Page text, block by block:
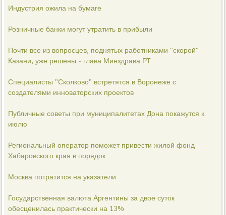
Индустрия ожила на бумаге
Розничные банки могут утратить в прибыли
Почти все из вопросцев, поднятых работниками "скорой"
Казани, уже решены - глава Минздрава РТ
Специалисты "Сколково" встретятся в Воронеже с
создателями инноваторских проектов
Публичные советы при муниципалитетах Дона покажутся к
июлю
Региональный оператор поможет привести жилой фонд
Хабаровского края в порядок
Москва потратится на указатели
Государственная валюта Аргентины за двое суток
обесценилась практически на 13%